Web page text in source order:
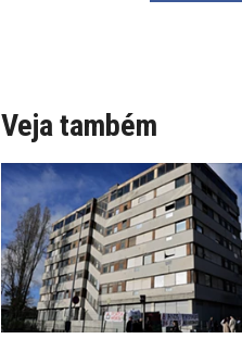
Veja também